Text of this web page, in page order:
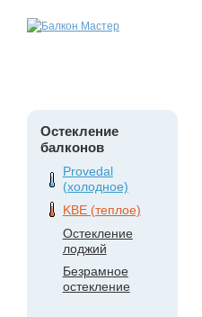
Остекление
балконов
Provedal
(холодное)
KBE (теплое)
Остекление
лоджий
Безрамное
остекление